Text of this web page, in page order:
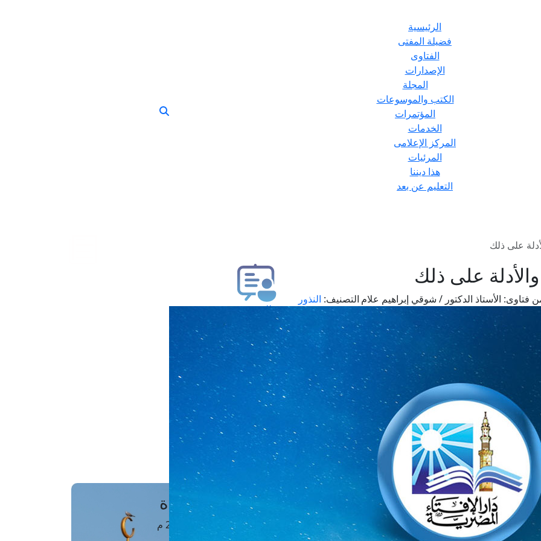
الرئيسية
فضيلة المفتى
الفتاوى
الإصدارات
المجلة
الكتب والموسوعات
المؤتمرات
الخدمات
المركز الإعلامى
المرئيات
هذا ديننا
التعليم عن بعد
على ذلك
على ذلك
فتاوى: الأستاذ الدكتور / شوقي إبراهيم علام التصنيف: النذور
طلب فتوى
استعلام عن فتوى
حجز موعد
الفتوى الهاتفية
مَواقِيتُ الصَّـــلاة
القاهرة · 08 أغسطس 2026 م